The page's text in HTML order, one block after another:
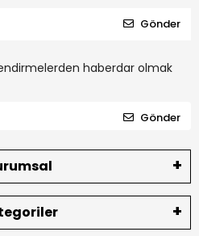
Gönder
haberdar olmak
Gönder